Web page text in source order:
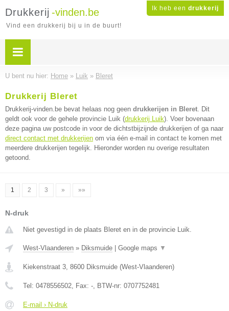
Ik heb een drukkerij
Drukkerij -vinden.be
Vind een drukkerij bij u in de buurt!
U bent nu hier: Home » Luik » Bleret
Drukkerij Bleret
Drukkerij-vinden.be bevat helaas nog geen drukkerijen in Bleret. Dit
geldt ook voor de gehele provincie Luik (drukkerij Luik). Voer bovenaan
deze pagina uw postcode in voor de dichtstbijzijnde drukkerijen of ga naar
direct contact met drukkerijen om via één e-mail in contact te komen met
meerdere drukkerijen tegelijk. Hieronder worden nu overige resultaten
getoond.
1 2 3 » »»
N-druk
Niet gevestigd in de plaats Bleret en in de provincie Luik.
West-Vlaanderen » Diksmuide Google maps ▼
Kiekenstraat 3, 8600 Diksmuide (West-Vlaanderen)
Tel: 0478556502, Fax: -, BTW-nr: 0707752481
E-mail › N-druk